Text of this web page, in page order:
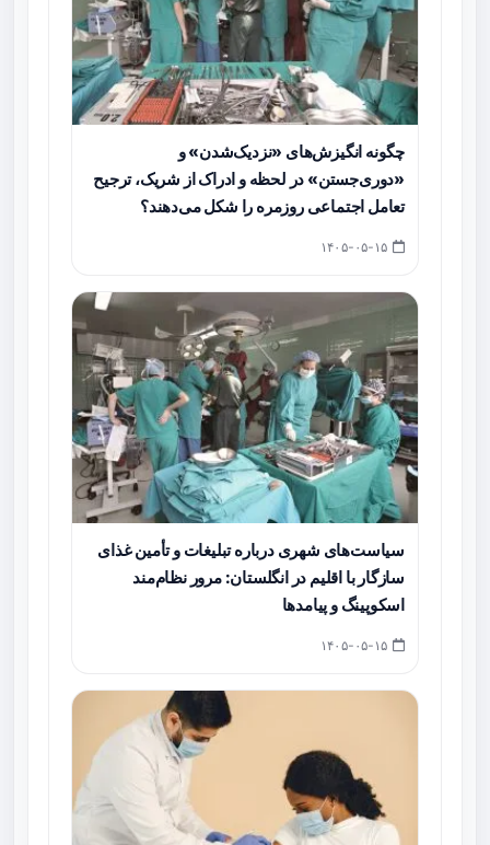
چگونه انگیزش‌های «نزدیک‌شدن» و
«دوری‌جستن» در لحظه و ادراک از شریک، ترجیح
تعامل اجتماعی روزمره را شکل می‌دهند؟
سیاست‌های شهری درباره تبلیغات و تأمین غذای
سازگار با اقلیم در انگلستان: مرور نظام‌مند
اسکوپینگ و پیامدها